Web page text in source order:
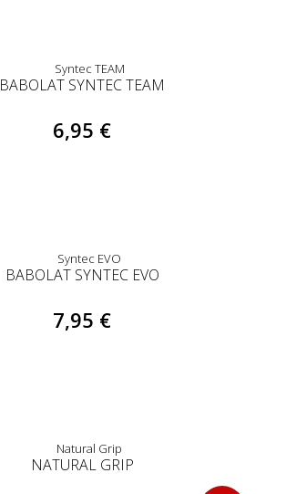
BABOLAT SYNTEC TEAM
6,95 €
BABOLAT SYNTEC EVO
7,95 €
NATURAL GRIP